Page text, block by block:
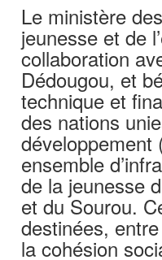
Le ministère
jeunesse et de
collaboration
Dédougou, et
technique et
des nations
développement
ensemble
de la jeunesse
et du Sourou.
destinées,
la cohésion